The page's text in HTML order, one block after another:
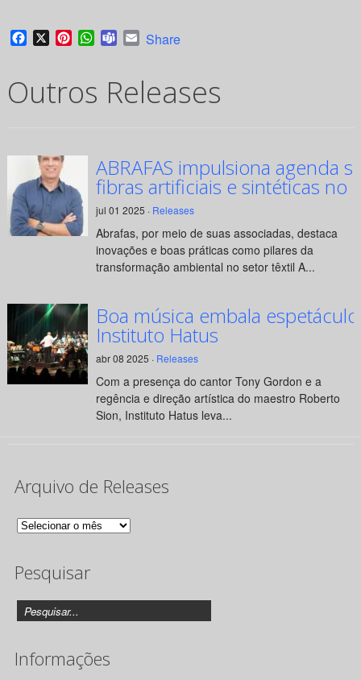
Facebook
X PinterestWhatsApp
TeamsEmail
Share
Outros Releases
ABRAFAS impulsiona agenda
fibras artificiais e sintéticas no
jul 01 2025 · Releases
Abrafas, por meio de suas associadas, destaca
inovações e boas práticas como pilares da
transformação ambiental no setor têxtil A...
Boa música embala
Instituto Hatus
abr 08 2025 · Releases
Com a presença do cantor Tony Gordon e a
regência e direção artística do maestro Roberto
Sion, Instituto Hatus leva...
Arquivo de Releases
Arquivo
Releases
Pesquisar
Informações